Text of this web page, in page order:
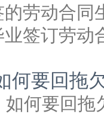
的劳动合同
业签订劳动
何要回拖
如何要回拖